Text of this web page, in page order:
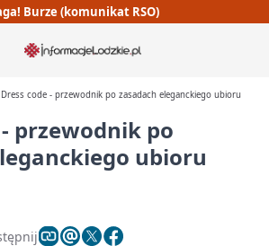
Burze (komunikat RSO)
Dress code - przewodnik po zasadach eleganckiego ubioru
przewodnik po
ubioru